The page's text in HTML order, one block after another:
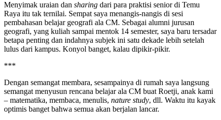
Menyimak uraian dan sharing dari para praktisi senior di Temu
Raya itu tak ternilai. Sempat saya menangis-nangis di sesi
pembahasan belajar geografi ala CM. Sebagai alumni jurusan
geografi, yang kuliah sampai mentok 14 semester, saya baru tersadar
betapa penting dan indahnya subjek ini satu dekade lebih setelah
lulus dari kampus. Konyol banget, kalau dipikir-pikir.
***
Dengan semangat membara, sesampainya di rumah saya langsung
semangat menyusun rencana belajar ala CM buat Roetji, anak kami
– matematika, membaca, menulis, nature study, dll. Waktu itu kayak
optimis banget bahwa semua akan berjalan lancar.